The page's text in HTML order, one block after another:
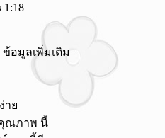
1:18
ข้อมูลเพิ่มเติม
าย
ณภาพ นี้